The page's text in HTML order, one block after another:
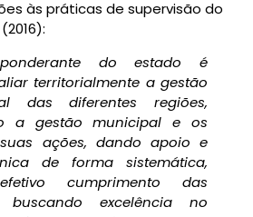
às práticas de supervisão do
do estado é
territorialmente a gestão
das diferentes regiões,
a gestão municipal e os
ações, dando apoio e
de forma sistemática,
cumprimento das
excelência no